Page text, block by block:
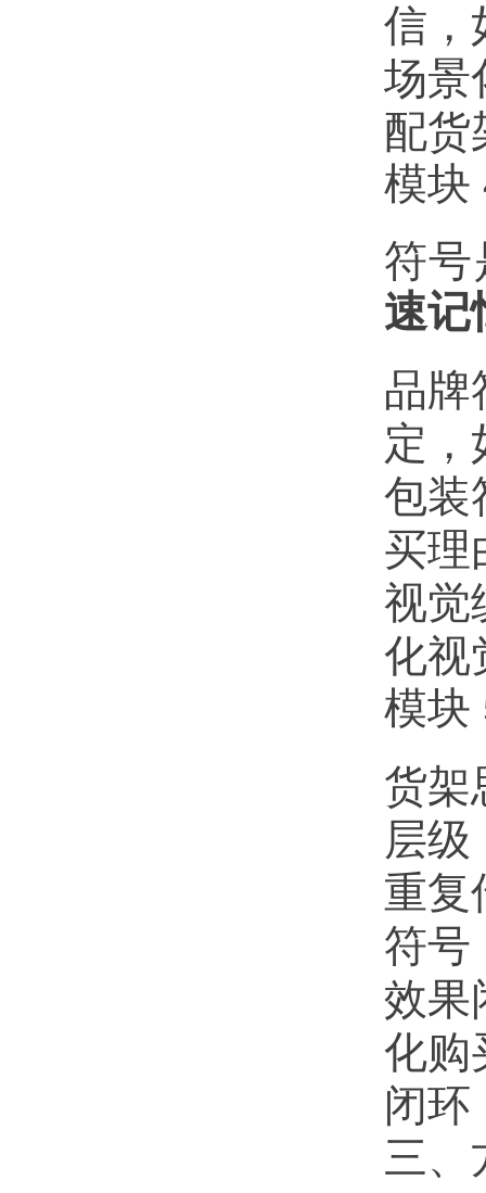
信，
场景
配货
模块
符号
速记
品牌
定，
包装
买理
视觉
化视
模块
货架
层级
重复
符号
效果
化购
闭环
三、